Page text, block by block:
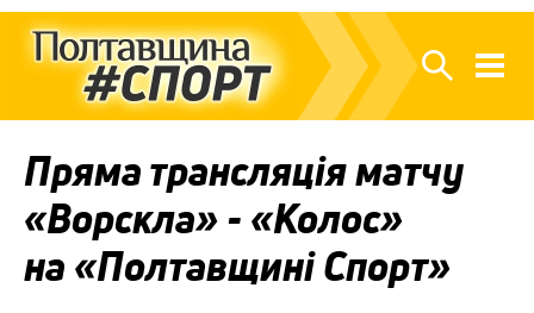
Пряма трансляція матчу
«Ворскла» - «Колос»
на «Полтавщині Спорт»